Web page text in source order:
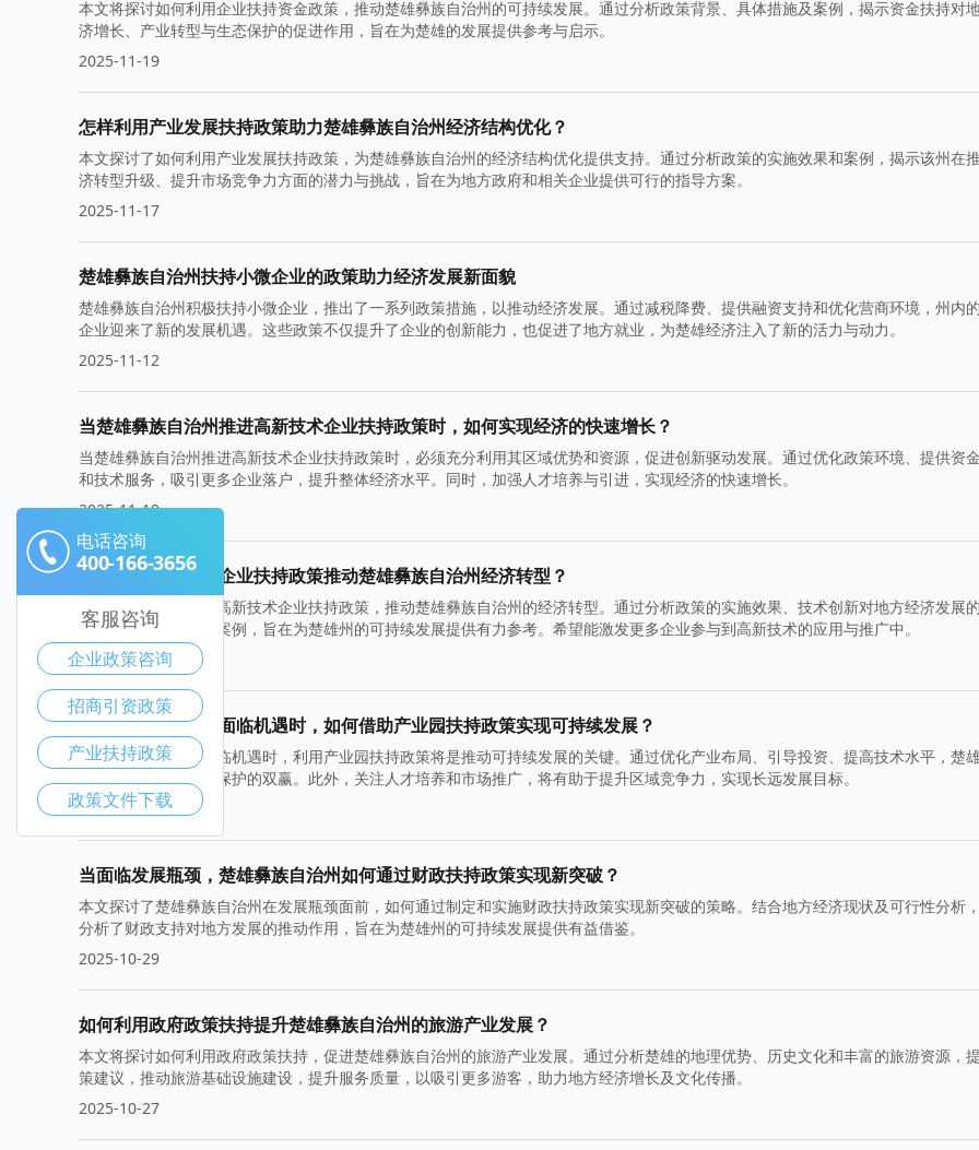
本文将探讨如何利用企业扶持资金政策，推动楚雄彝族自治州的可持续发展。通过分析政策背景、具体措施及案例，揭示资金扶持对
济增长、产业转型与生态保护的促进作用，旨在为楚雄的发展提供参考与启示。
2025-11-19
怎样利用产业发展扶持政策助力楚雄彝族自治州经济结构优化？
本文探讨了如何利用产业发展扶持政策，为楚雄彝族自治州的经济结构优化提供支持。通过分析政策的实施效果和案例，揭示该州在
济转型升级、提升市场竞争力方面的潜力与挑战，旨在为地方政府和相关企业提供可行的指导方案。
2025-11-17
楚雄彝族自治州扶持小微企业的政策助力经济发展新面貌
楚雄彝族自治州积极扶持小微企业，推出了一系列政策措施，以推动经济发展。通过减税降费、提供融资支持和优化营商环境，州内
企业迎来了新的发展机遇。这些政策不仅提升了企业的创新能力，也促进了地方就业，为楚雄经济注入了新的活力与动力。
2025-11-12
当楚雄彝族自治州推进高新技术企业扶持政策时，如何实现经济的快速增长？
当楚雄彝族自治州推进高新技术企业扶持政策时，必须充分利用其区域优势和资源，促进创新驱动发展。通过优化政策环境、提供资
和技术服务，吸引更多企业落户，提升整体经济水平。同时，加强人才培养与引进，实现经济的快速增长。
2025-11-10
如何通过高新技术企业扶持政策推动楚雄彝族自治州经济转型？
本文探讨了如何利用高新技术企业扶持政策，推动楚雄彝族自治州的经济转型。通过分析政策的实施效果、技术创新对地方经济发展
作用，以及相关行业案例，旨在为楚雄州的可持续发展提供有力参考。希望能激发更多企业参与到高新技术的应用与推广中。
2025-11-05
当楚雄彝族自治州面临机遇时，如何借助产业园扶持政策实现可持续发展？
当楚雄彝族自治州面临机遇时，利用产业园扶持政策将是推动可持续发展的关键。通过优化产业布局、引导投资、提高技术水平，楚
实现经济升级和生态保护的双赢。此外，关注人才培养和市场推广，将有助于提升区域竞争力，实现长远发展目标。
2025-11-03
当面临发展瓶颈，楚雄彝族自治州如何通过财政扶持政策实现新突破？
本文探讨了楚雄彝族自治州在发展瓶颈面前，如何通过制定和实施财政扶持政策实现新突破的策略。结合地方经济现状及可行性分析
分析了财政支持对地方发展的推动作用，旨在为楚雄州的可持续发展提供有益借鉴。
2025-10-29
如何利用政府政策扶持提升楚雄彝族自治州的旅游产业发展？
本文将探讨如何利用政府政策扶持，促进楚雄彝族自治州的旅游产业发展。通过分析楚雄的地理优势、历史文化和丰富的旅游资源，
策建议，推动旅游基础设施建设，提升服务质量，以吸引更多游客，助力地方经济增长及文化传播。
2025-10-27
电话咨询
400-166-3656
客服咨询
企业政策咨询
招商引资政策
产业扶持政策
政策文件下载